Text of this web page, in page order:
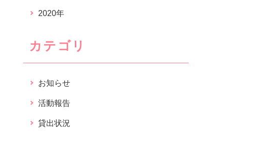
2020年
カテゴリ
お知らせ
活動報告
貸出状況